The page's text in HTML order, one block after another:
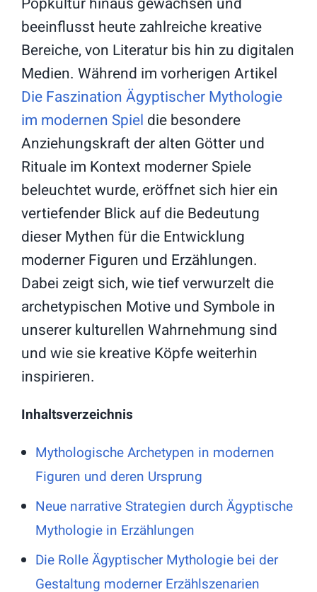
beeinflusst heute zahlreiche kreative
Bereiche, von Literatur bis hin zu digitalen
Medien. Während im vorherigen Artikel
Die Faszination Ägyptischer Mythologie
im modernen Spiel die besondere
Anziehungskraft der alten Götter und
Rituale im Kontext moderner Spiele
beleuchtet wurde, eröffnet sich hier ein
vertiefender Blick auf die Bedeutung
dieser Mythen für die Entwicklung
moderner Figuren und Erzählungen.
Dabei zeigt sich, wie tief verwurzelt die
archetypischen Motive und Symbole in
unserer kulturellen Wahrnehmung sind
und wie sie kreative Köpfe weiterhin
inspirieren.
Inhaltsverzeichnis
Mythologische Archetypen in modernen
Figuren und deren Ursprung
Neue narrative Strategien durch Ägyptische
Mythologie in Erzählungen
Die Rolle Ägyptischer Mythologie bei der
Gestaltung moderner Erzählszenarien